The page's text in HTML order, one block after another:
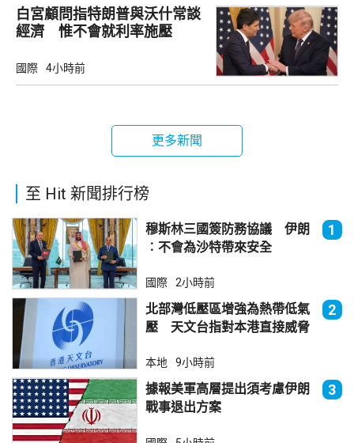
白宮顧問指特朗普與沃什常談
經濟 惟不會就利率施壓
國際 4小時前
更多新聞
至 Hit 新聞排行榜
穆斯林三國簽防務協議 伊朗
︰不會為沙特帶來安全
1
國際 2小時前
北部灣低壓區增強為熱帶低氣
壓 天文台指對本港直接威脅
2
本地 9小時前
據報美軍高層提出須考慮伊朗
戰事退出方案
3